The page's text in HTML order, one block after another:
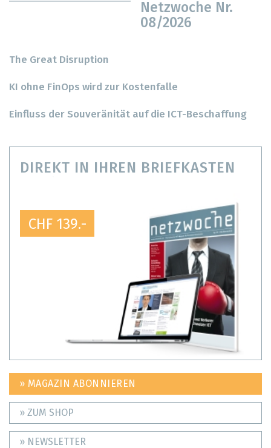
Netzwoche Nr.
08/2026
The Great Disruption
KI ohne FinOps wird zur Kostenfalle
Einfluss der Souveränität auf die ICT-Beschaffung
DIREKT IN IHREN BRIEFKASTEN
CHF 139.-
» MAGAZIN ABONNIEREN
» ZUM SHOP
» NEWSLETTER